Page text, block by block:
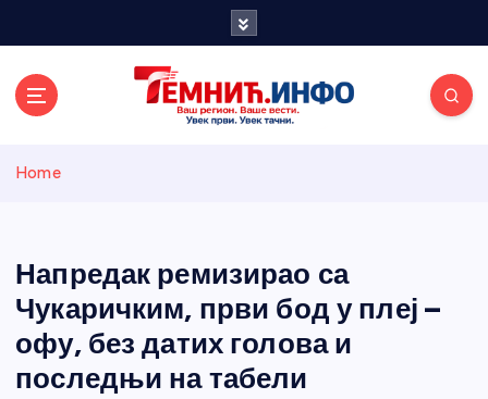
и портал
Home
Напредак ремизирао са
Чукаричким, први бод у плеј –
офу, без датих голова и
последњи на табели